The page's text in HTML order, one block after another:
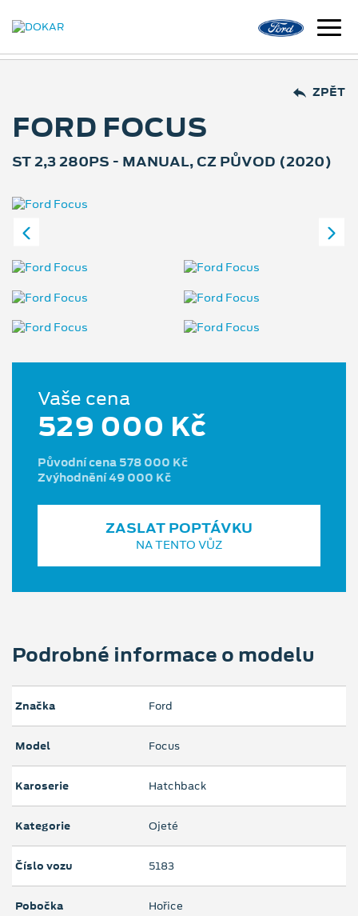
ZPĚT
FORD FOCUS
ST 2,3 280PS - MANUAL, CZ PŮVOD (2020)
Vaše cena
529 000 Kč
Původní cena 578 000 Kč
Zvýhodnění 49 000 Kč
ZASLAT POPTÁVKU
NA TENTO VŮZ
Podrobné informace o modelu
Značka Ford
Model Focus
Karoserie Hatchback
Kategorie Ojeté
Číslo vozu 5183
Pobočka Hořice